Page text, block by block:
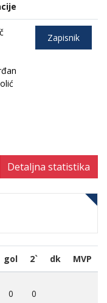
Zapisnik
Detaljna statistika
gol 2` dk MVP
0 0